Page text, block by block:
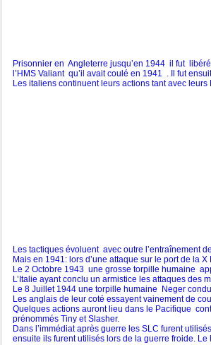
Prisonnier en Angleterre jusqu’en 1944 il fut
l’HMS Valiant qu’il avait coulé en 1941 . Il fut
Les italiens continuent leurs actions tant avec
Les tactiques évoluent avec outre l’entraînement
Mais en 1941: lors d’une attaque sur le port de la
Le 2 Octobre 1943 une grosse torpille humaine
L’Italie ayant conclu un armistice les attaques
Le 8 Juillet 1944 une torpille humaine Neger
Les anglais de leur coté essayent vainement de
Quelques actions auront lieu dans le Pacifique
prénommés Tiny et Slasher.
Dans l’immédiat après guerre les SLC furent
ensuite ils furent utilisés lors de la guerre froide.